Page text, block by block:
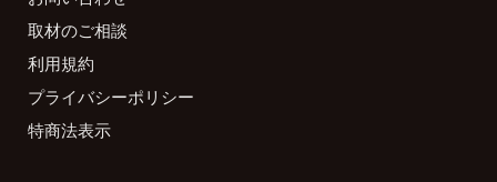
取材のご相談
利用規約
プライバシーポリシー
特商法表示